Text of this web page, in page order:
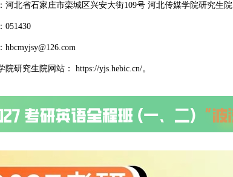
河北省石家庄市栾城区兴安大街109号 河北传媒学院研究生院
051430
hbcmyjsy@126.com
院研究生院网站： https://yjs.hebic.cn/。